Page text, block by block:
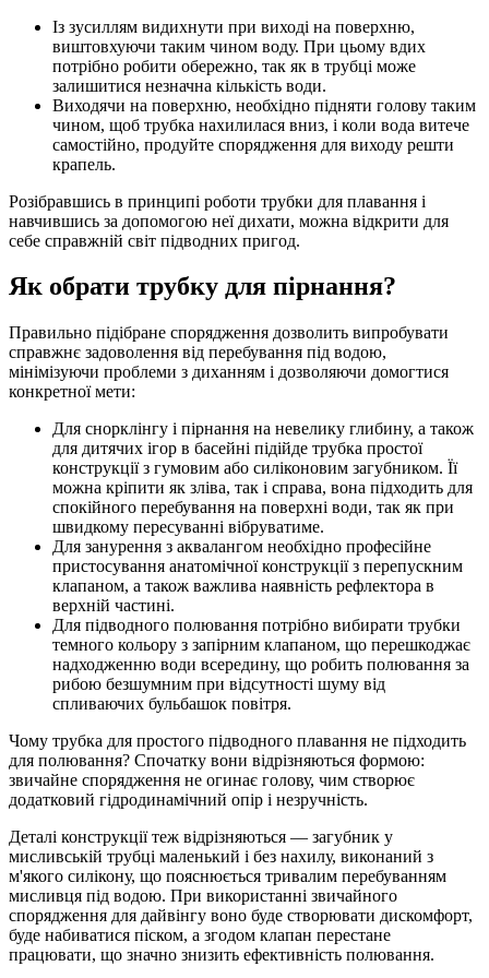
Із зусиллям видихнути при виході на поверхню,
виштовхуючи таким чином воду. При цьому вдих
потрібно робити обережно, так як в трубці може
залишитися незначна кількість води.
Виходячи на поверхню, необхідно підняти голову таким
чином, щоб трубка нахилилася вниз, і коли вода витече
самостійно, продуйте спорядження для виходу решти
крапель.
Розібравшись в принципі роботи трубки для плавання і
навчившись за допомогою неї дихати, можна відкрити для
себе справжній світ підводних пригод.
Як обрати трубку для пірнання?
Правильно підібране спорядження дозволить випробувати
справжнє задоволення від перебування під водою,
мінімізуючи проблеми з диханням і дозволяючи домогтися
конкретної мети:
Для снорклінгу і пірнання на невелику глибину, а також
для дитячих ігор в басейні підійде трубка простої
конструкції з гумовим або силіконовим загубником. Її
можна кріпити як зліва, так і справа, вона підходить для
спокійного перебування на поверхні води, так як при
швидкому пересуванні вібруватиме.
Для занурення з аквалангом необхідно професійне
пристосування анатомічної конструкції з перепускним
клапаном, а також важлива наявність рефлектора в
верхній частині.
Для підводного полювання потрібно вибирати трубки
темного кольору з запірним клапаном, що перешкоджає
надходженню води всередину, що робить полювання за
рибою безшумним при відсутності шуму від
спливаючих бульбашок повітря.
Чому трубка для простого підводного плавання не підходить
для полювання? Спочатку вони відрізняються формою:
звичайне спорядження не огинає голову, чим створює
додатковий гідродинамічний опір і незручність.
Деталі конструкції теж відрізняються — загубник у
мисливській трубці маленький і без нахилу, виконаний з
м'якого силікону, що пояснюється тривалим перебуванням
мисливця під водою. При використанні звичайного
спорядження для дайвінгу воно буде створювати дискомфорт,
буде набиватися піском, а згодом клапан перестане
працювати, що значно знизить ефективність полювання.